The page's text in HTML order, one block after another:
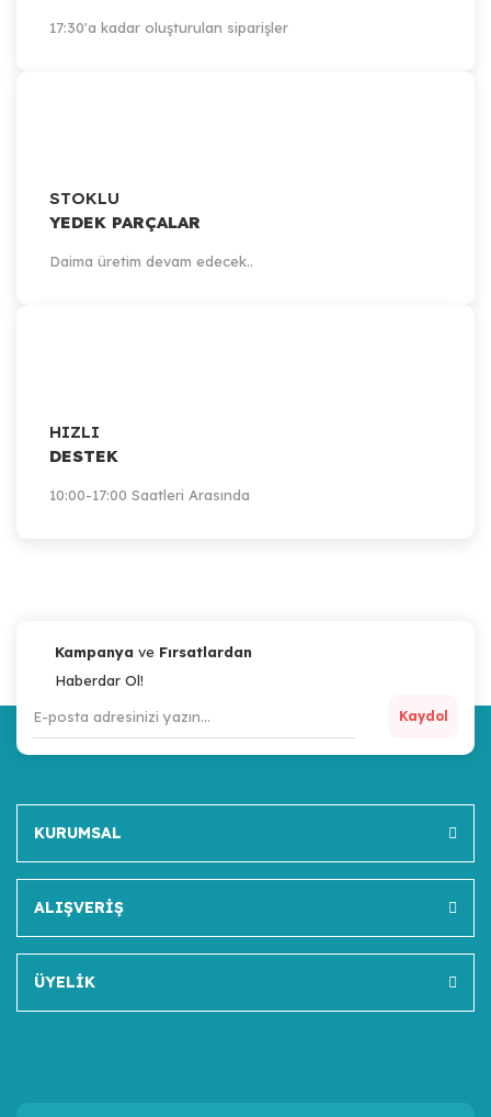
17:30'a kadar oluşturulan siparişler
STOKLU
YEDEK PARÇALAR
Daima üretim devam edecek..
HIZLI
DESTEK
10:00-17:00 Saatleri Arasında
Kampanya ve Fırsatlardan
Haberdar Ol!
Kaydol
KURUMSAL
ALIŞVERİŞ
ÜYELİK